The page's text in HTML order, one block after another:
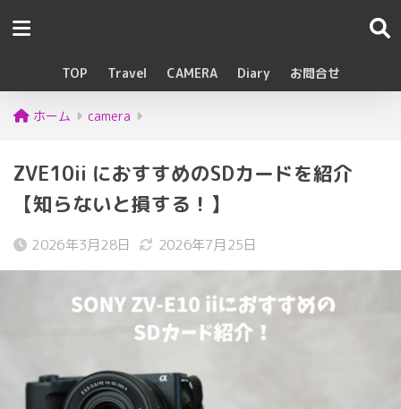
TOP Travel CAMERA Diary お問合せ
ホーム camera
ZVE10ii におすすめのSDカードを紹介
【知らないと損する！】
2026年3月28日 2026年7月25日